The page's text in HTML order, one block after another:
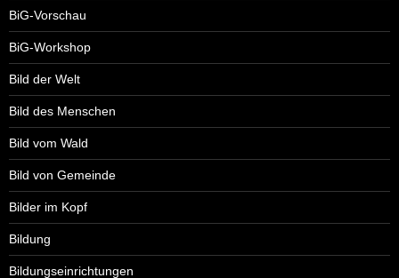
BiG-Vorschau
BiG-Workshop
Bild der Welt
Bild des Menschen
Bild vom Wald
Bild von Gemeinde
Bilder im Kopf
Bildung
Bildungseinrichtungen